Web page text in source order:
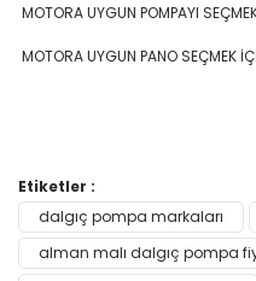
MOTORA UYGUN POMPAYI
MOTORA UYGUN PANO SEÇMEK
Bu ürüne ilk
Bu ürünün fiyat bilgisi,
konularda yetersiz
kullanarak tarafımıza
Görüş ve önerileriniz için
Etiketler :
dalgıç pompa markaları
alman malı dalgıç pompa